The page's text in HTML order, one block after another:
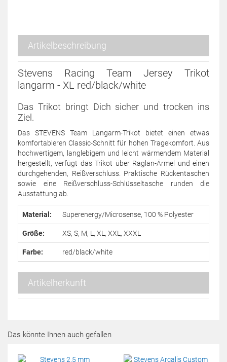
Artikelbeschreibung
Stevens Racing Team Jersey Trikot
langarm - XL red/black/white
Das Trikot bringt Dich sicher und trocken ins
Ziel.
Das STEVENS Team Langarm-Trikot bietet einen etwas
komfortableren Classic-Schnitt für hohen Tragekomfort. Aus
hochwertigem, langlebigem und leicht wärmendem Material
hergestellt, verfügt das Trikot über Raglan-Ärmel und einen
durchgehenden, Reißverschluss. Praktische Rückentaschen
sowie eine Reißverschluss-Schlüsseltasche runden die
Ausstattung ab.
Material: Superenergy/Microsense, 100 % Polyester
Größe: XS, S, M, L, XL, XXL, XXXL
Farbe: red/black/white
Artikelherkunft
Das könnte Ihnen auch gefallen